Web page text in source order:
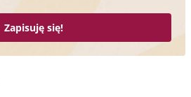
Zapisuję się!